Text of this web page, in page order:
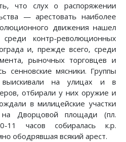
что слух о распоряжении
— арестовать наиболее
движения нашел
контр-революционных
и, прежде всего, среди
рыночных торговцев и
сенновские мясники. Группы
выискивали на улицах и в
отбирали у них оружие и
в милицейские участки
Дворцовой площади (пл.
часов собиралась к.р.
ободрявшая всякий арест.